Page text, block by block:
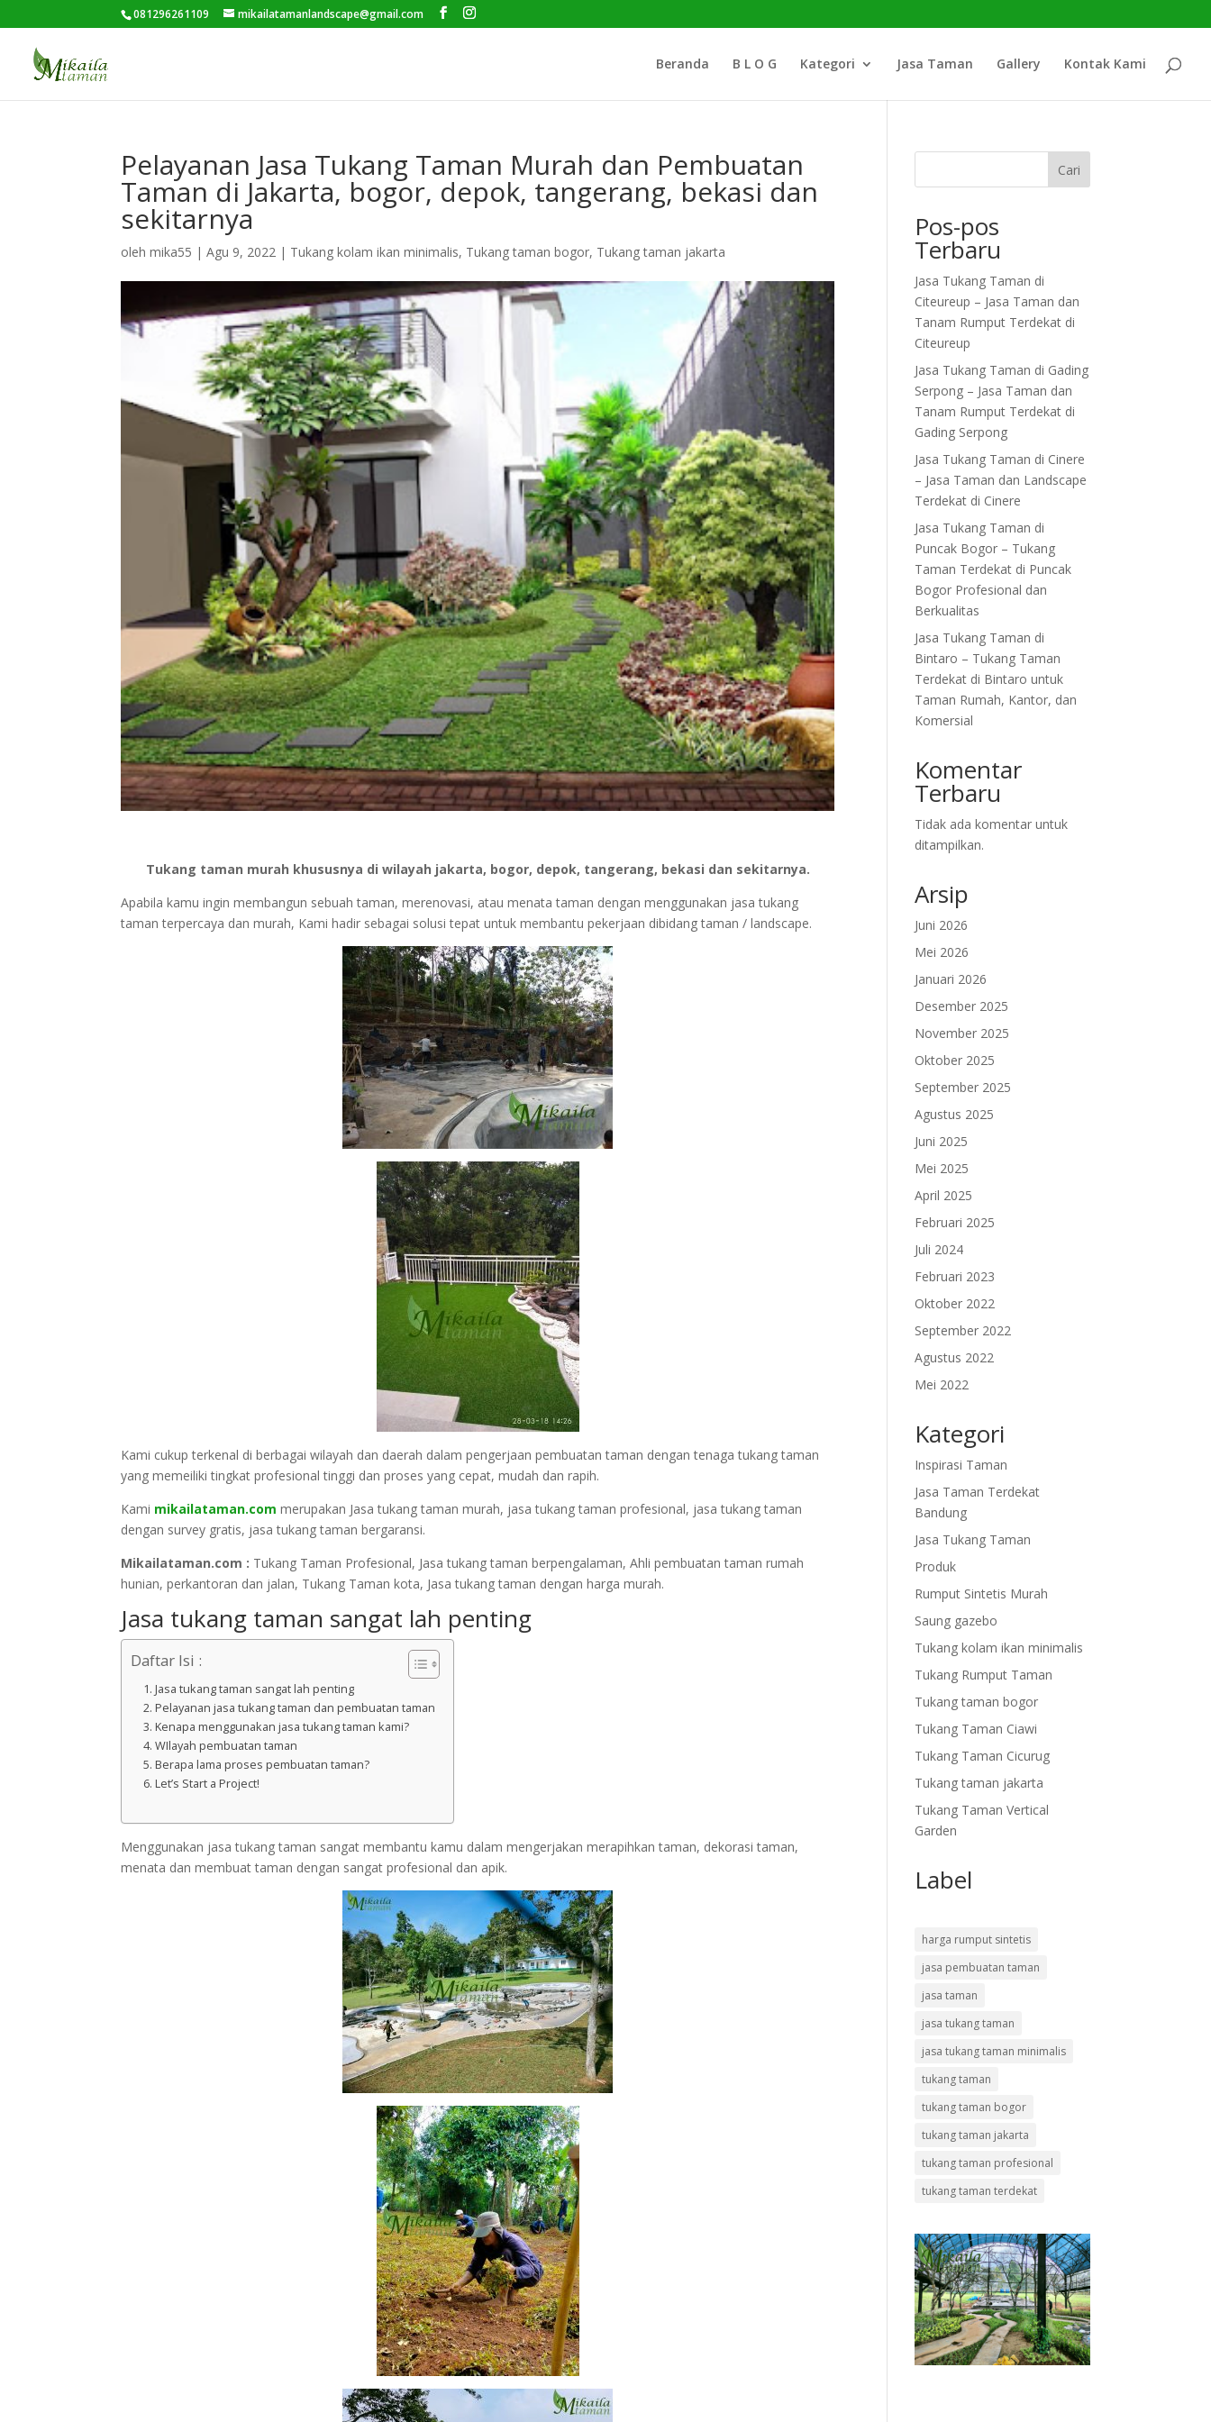
081296261109 mikailatamanlandscape@gmail.com
Beranda B L O G Kategori Jasa Taman Gallery Kontak Kami
Pelayanan Jasa Tukang Taman Murah dan Pembuatan
Taman di Jakarta, bogor, depok, tangerang, bekasi dan
sekitarnya
olehmika55 |Agu 9, 2022 | Tukang kolam ikan minimalis, Tukang taman bogor, Tukang taman jakarta
Tukang taman murah khususnya di wilayah jakarta, bogor, depok, tangerang, bekasi dan sekitarnya.
Apabila kamu ingin membangun sebuah taman, merenovasi, atau menata taman dengan menggunakan jasa tukang
taman terpercaya dan murah, Kami hadir sebagai solusi tepat untuk membantu pekerjaan dibidang taman / landscape.
Kami cukup terkenal di berbagai wilayah dan daerah dalam pengerjaan pembuatan taman dengan tenaga tukang taman
yang memeiliki tingkat profesional tinggi dan proses yang cepat, mudah dan rapih.
Kami mikailataman.com merupakan Jasa tukang taman murah, jasa tukang taman profesional, jasa tukang taman
dengan survey gratis, jasa tukang taman bergaransi.
Mikailataman.com : Tukang Taman Profesional, Jasa tukang taman berpengalaman, Ahli pembuatan taman rumah
hunian, perkantoran dan jalan, Tukang Taman kota, Jasa tukang taman dengan harga murah.
Jasa tukang taman sangat lah penting
Daftar Isi :
Jasa tukang taman sangat lah penting
Pelayanan jasa tukang taman dan pembuatan taman
Kenapa menggunakan jasa tukang taman kami?
WIlayah pembuatan taman
Berapa lama proses pembuatan taman?
Let’s Start a Project!
Menggunakan jasa tukang taman sangat membantu kamu dalam mengerjakan merapihkan taman, dekorasi taman,
menata dan membuat taman dengan sangat profesional dan apik.
Cari
Pos-pos
Terbaru
Jasa Tukang Taman di
Citeureup – Jasa Taman dan
Tanam Rumput Terdekat di
Citeureup
Jasa Tukang Taman di Gading
Serpong – Jasa Taman dan
Tanam Rumput Terdekat di
Gading Serpong
Jasa Tukang Taman di Cinere
– Jasa Taman dan Landscape
Terdekat di Cinere
Jasa Tukang Taman di
Puncak Bogor – Tukang
Taman Terdekat di Puncak
Bogor Profesional dan
Berkualitas
Jasa Tukang Taman di
Bintaro – Tukang Taman
Terdekat di Bintaro untuk
Taman Rumah, Kantor, dan
Komersial
Komentar
Terbaru
Tidak ada komentar untuk
ditampilkan.
Arsip
Juni 2026
Mei 2026
Januari 2026
Desember 2025
November 2025
Oktober 2025
September 2025
Agustus 2025
Juni 2025
Mei 2025
April 2025
Februari 2025
Juli 2024
Februari 2023
Oktober 2022
September 2022
Agustus 2022
Mei 2022
Kategori
Inspirasi Taman
Jasa Taman Terdekat
Bandung
Jasa Tukang Taman
Produk
Rumput Sintetis Murah
Saung gazebo
Tukang kolam ikan minimalis
Tukang Rumput Taman
Tukang taman bogor
Tukang Taman Ciawi
Tukang Taman Cicurug
Tukang taman jakarta
Tukang Taman Vertical
Garden
Label
harga rumput sintetis
jasa pembuatan taman
jasa taman
jasa tukang taman
jasa tukang taman minimalis
tukang taman
tukang taman bogor
tukang taman jakarta
tukang taman profesional
tukang taman terdekat